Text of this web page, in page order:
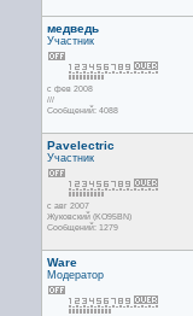
медведь
Участник
с фев 2008
///
Сообщений: 4088
Pavelectric
Участник
с авг 2007
Жуковский (KO95BN)
Сообщений: 1279
Ware
Модератор